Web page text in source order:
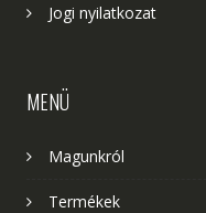
Jogi nyilatkozat
MENÜ
Magunkról
Termékek